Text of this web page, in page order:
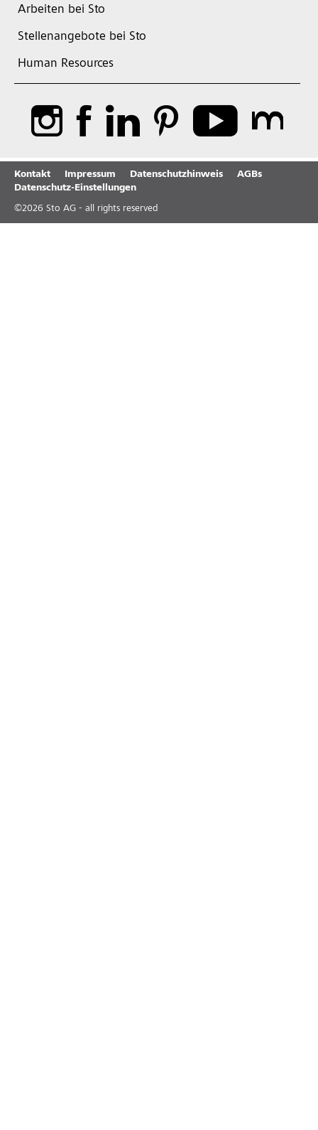
Arbeiten bei Sto
Stellenangebote bei Sto
Human Resources
Kontakt Impressum Datenschutzhinweis
AGBs
Datenschutz-Einstellungen
©2026 Sto AG - all rights reserved